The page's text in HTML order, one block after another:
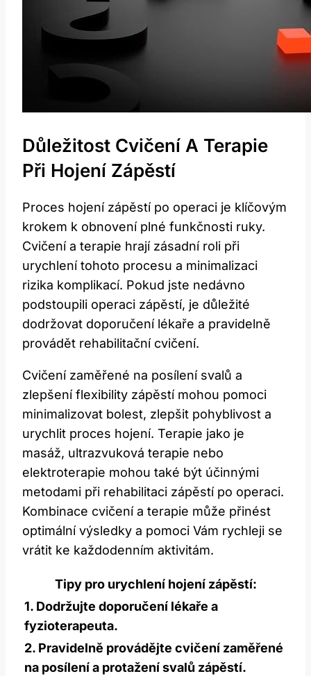
Důležitost Cvičení A ​terapie
Při Hojení Zápěstí
Proces hojení zápěstí po⁣ operaci je klíčovým
krokem k obnovení plné ‌funkčnosti ruky.
Cvičení a terapie hrají ⁣zásadní roli při
urychlení tohoto procesu a minimalizaci
rizika komplikací. Pokud jste nedávno
podstoupili operaci zápěstí, je důležité
dodržovat ⁣doporučení lékaře a pravidelně
provádět rehabilitační cvičení.
Cvičení zaměřené na posílení svalů a
zlepšení flexibility zápěstí mohou pomoci
minimalizovat bolest, zlepšit pohyblivost a⁤
urychlit proces hojení. Terapie jako je
masáž, ultrazvuková terapie nebo
elektroterapie mohou také být účinnými
metodami při rehabilitaci zápěstí⁤ po operaci.
Kombinace cvičení a terapie může přinést
optimální výsledky a pomoci Vám ⁤rychleji se
vrátit ke každodenním⁢ aktivitám.
Tipy pro urychlení hojení zápěstí:
1. Dodržujte doporučení‌ lékaře a
fyzioterapeuta.
2. Pravidelně provádějte cvičení zaměřené
na posílení a protažení svalů zápěstí.